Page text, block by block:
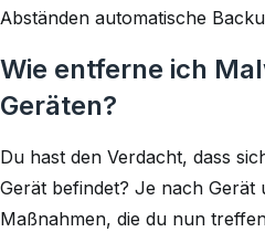
Abständen automatische
Wie entferne ich
Geräten?
Du hast den Verdacht, dass
Gerät befindet? Je nach Gerät
Maßnahmen, die du nun